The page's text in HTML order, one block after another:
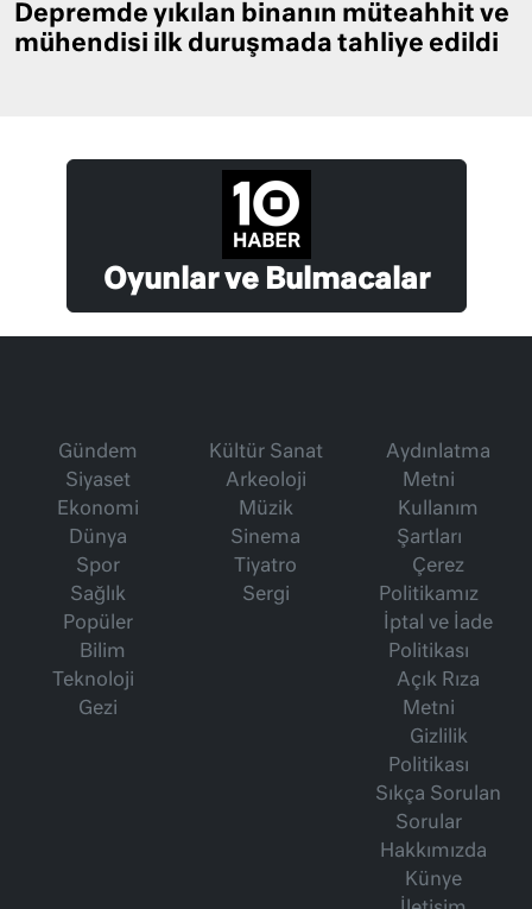
Depremde yıkılan binanın müteahhit ve
mühendisi ilk duruşmada tahliye edildi
Oyunlar ve Bulmacalar
Gündem
Siyaset
Ekonomi
Dünya
Spor
Sağlık
Popüler
Bilim
Teknoloji
Gezi
Kültür Sanat
Arkeoloji
Müzik
Sinema
Tiyatro
Sergi
Aydınlatma
Metni
Kullanım
Şartları
Çerez
Politikamız
İptal ve İade
Politikası
Açık Rıza
Metni
Gizlilik
Politikası
Sıkça Sorulan
Sorular
Hakkımızda
Künye